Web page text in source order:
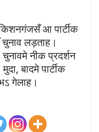
आ पार्टीक
लड़ताह।
चुनावमे नीक प्रदर्शन
बादमे पार्टीक
गेलाह।